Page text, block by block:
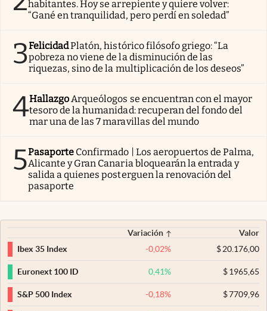
habitantes. Hoy se arrepiente y quiere volver:
“Gané en tranquilidad, pero perdí en soledad”
3FelicidadPlatón, histórico filósofo griego: “La
pobreza no viene de la disminución de las
riquezas, sino de la multiplicación de los deseos”
4Hallazgo Arqueólogos se encuentran con el mayor
tesoro de la humanidad: recuperan del fondo del
mar una de las 7 maravillas del mundo
5Pasaporte Confirmado | Los aeropuertos de Palma,
Alicante y Gran Canaria bloquearán la entrada y
salida a quienes posterguen la renovación del
pasaporte
Variación
Valor
Ibex 35 Index
-0,02% $20.176,00
Euronext 100 ID 0,41% $1965,65
S&P 500 Index -0,18% $7709,96